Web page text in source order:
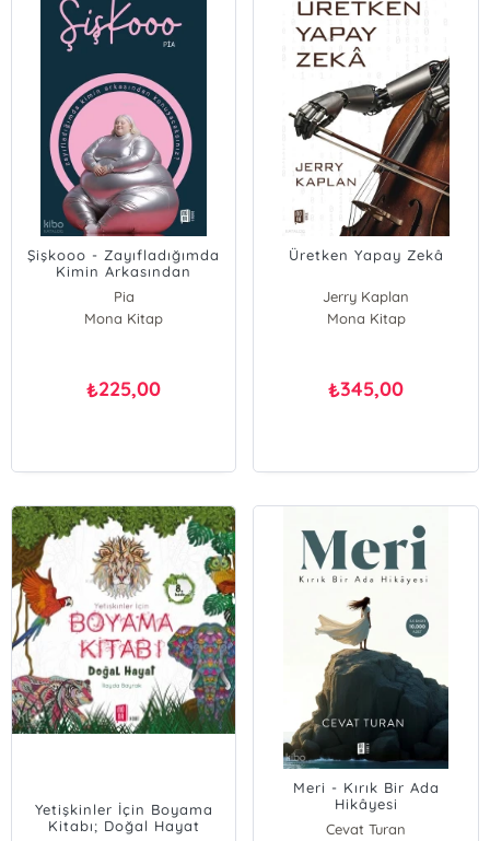
Şişkooo - Zayıfladığımda
Kimin Arkasından
Pia
Mona Kitap
₺225,00
Üretken Yapay Zekâ
Jerry Kaplan
Mona Kitap
₺345,00
Yetişkinler İçin Boyama
Kitabı; Doğal Hayat
Meri - Kırık Bir Ada
Hikâyesi
Cevat Turan